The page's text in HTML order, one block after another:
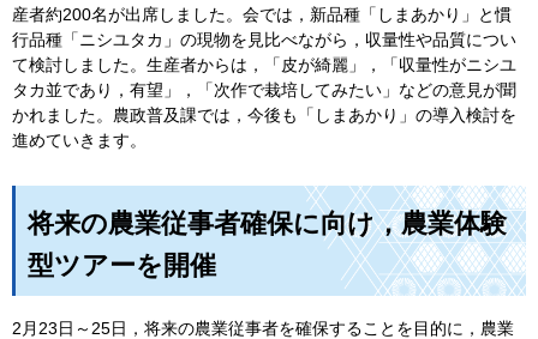
産者約200名が出席しました。会では，新品種「しまあかり」と慣
行品種「ニシユタカ」の現物を見比べながら，収量性や品質につい
て検討しました。生産者からは，「皮が綺麗」，「収量性がニシユ
タカ並であり，有望」，「次作で栽培してみたい」などの意見が聞
かれました。農政普及課では，今後も「しまあかり」の導入検討を
進めていきます。
将来の農業従事者確保に向け，農業体験
型ツアーを開催
2月23日～25日，将来の農業従事者を確保することを目的に，農業